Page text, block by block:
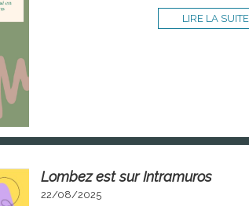
LIRE LA SUITE
Lombez est sur Intramuros
22/08/2025